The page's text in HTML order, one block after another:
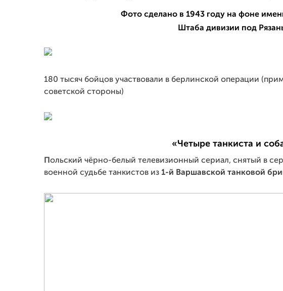
Фото сделано в 1943 году на фоне
Штаба дивизии под
180 тысяч бойцов участвовали в берлинской операции
советской стороны)
«Четыре танкиста и
Польский чёрно-белый телевизионный сериал, снятый в
военной судьбе танкистов из 1-й Варшавской танковой